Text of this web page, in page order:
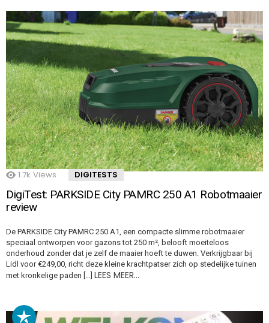
1.7k Views DIGITESTS
DigiTest: PARKSIDE City PAMRC 250 A1 Robotmaaier
review
De PARKSIDE City PAMRC 250 A1, een compacte slimme robotmaaier
speciaal ontworpen voor gazons tot 250 m², belooft moeiteloos
onderhoud zonder dat je zelf de maaier hoeft te duwen. Verkrijgbaar bij
Lidl voor €249,00, richt deze kleine krachtpatser zich op stedelijke tuinen
met kronkelige paden […] LEES MEER…